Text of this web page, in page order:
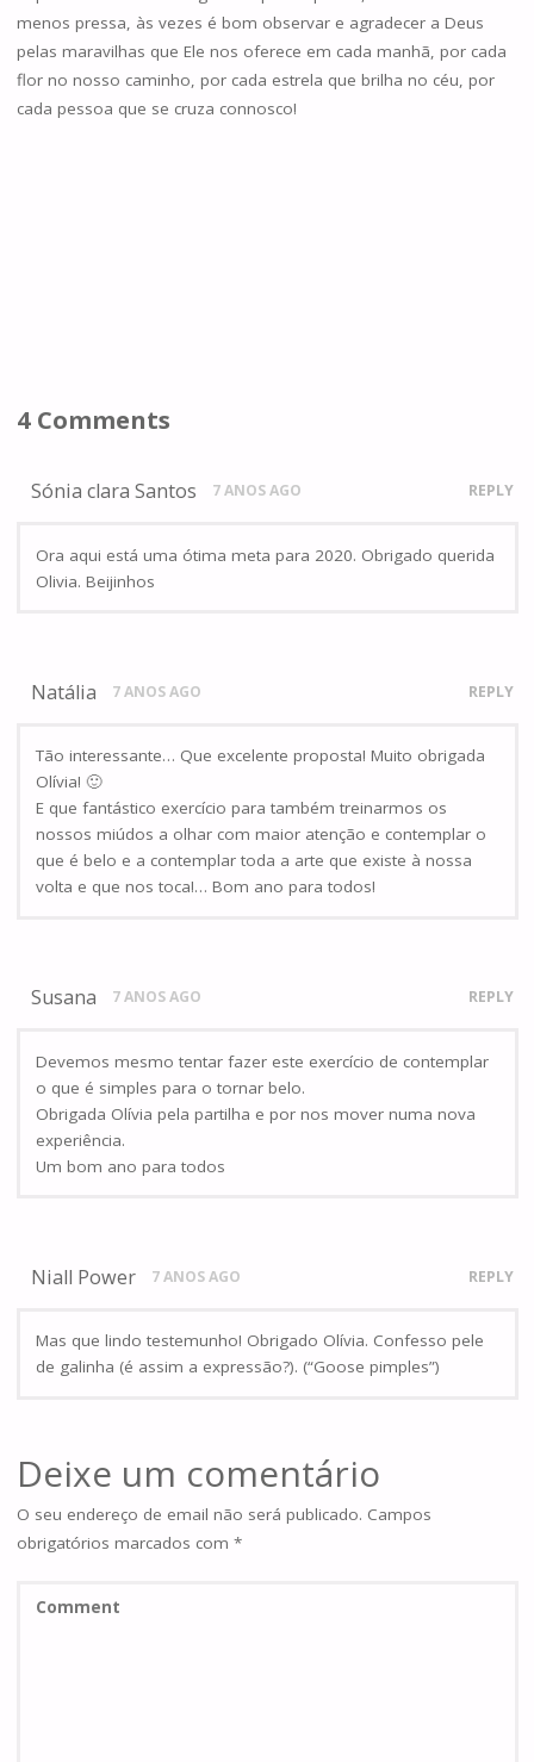
menos pressa, às vezes é bom observar e agradecer a Deus
pelas maravilhas que Ele nos oferece em cada manhã, por cada
flor no nosso caminho, por cada estrela que brilha no céu, por
cada pessoa que se cruza connosco!
4 Comments
Sónia clara Santos 7 ANOS AGO REPLY
Ora aqui está uma ótima meta para 2020. Obrigado querida
Olivia. Beijinhos
Natália 7 ANOS AGO REPLY
Tão interessante… Que excelente proposta! Muito obrigada
Olívia! 🙂
E que fantástico exercício para também treinarmos os
nossos miúdos a olhar com maior atenção e contemplar o
que é belo e a contemplar toda a arte que existe à nossa
volta e que nos toca!… Bom ano para todos!
Susana 7 ANOS AGO REPLY
Devemos mesmo tentar fazer este exercício de contemplar
o que é simples para o tornar belo.
Obrigada Olívia pela partilha e por nos mover numa nova
experiência.
Um bom ano para todos
Niall Power 7 ANOS AGO REPLY
Mas que lindo testemunho! Obrigado Olívia. Confesso pele
de galinha (é assim a expressão?). (“Goose pimples”)
Deixe um comentário
O seu endereço de email não será publicado. Campos
obrigatórios marcados com *